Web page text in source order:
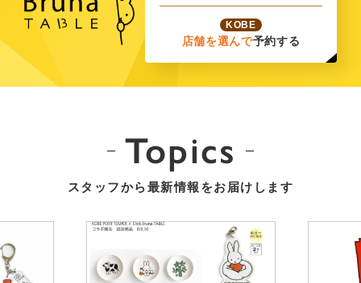
KOBE
店舗を選んで予約する
Topics
スタッフから最新情報をお届けします